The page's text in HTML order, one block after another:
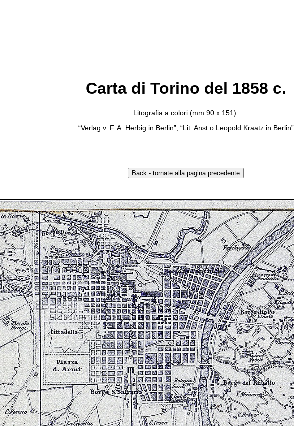
Carta di Torino del 1858 c.
Litografia a colori (mm 90 x 151).
“Verlag v. F. A. Herbig in Berlin”; “Lit. Anst.o Leopold Kraatz in Berlin”